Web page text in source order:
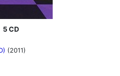
5 CD
(2011)